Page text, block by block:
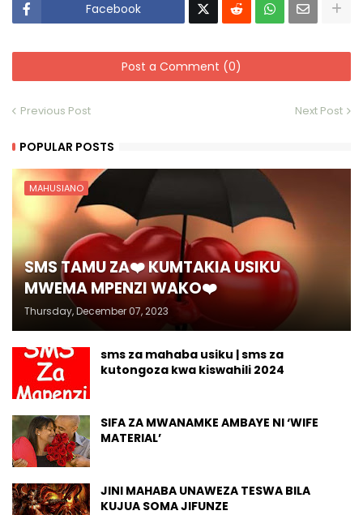
Facebook
Post a Comment (0)
Previous Post Next Post
POPULAR POSTS
MAHUSIANO
SMS TAMU ZA❤️ KUMTAKIA USIKU
MWEMA MPENZI WAKO❤️
Thursday, December 07, 2023
sms za mahaba usiku | sms za
kutongoza kwa kiswahili 2024
SIFA ZA MWANAMKE AMBAYE NI ‘WIFE
MATERIAL’
JINI MAHABA UNAWEZA TESWA BILA
KUJUA SOMA JIFUNZE